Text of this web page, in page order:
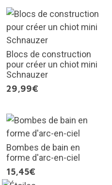
Blocs de construction
pour créer un chiot mini
Schnauzer
29,99€
Bombes de bain en
forme d'arc-en-ciel
15,45€